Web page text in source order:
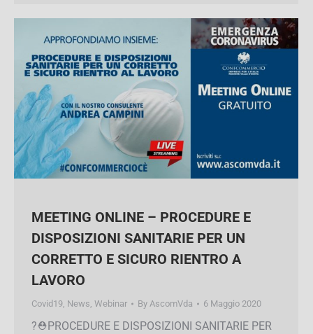
MEETING ONLINE – PROCEDURE E
DISPOSIZIONI SANITARIE PER UN
CORRETTO E SICURO RIENTRO A
LAVORO
Covid19 News Webinar By AscomVda 6 Maggio 2020
?⛑PROCEDURE E DISPOSIZIONI SANITARIE